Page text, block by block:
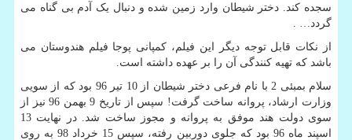
سجده کند. دختر شیطان وارد زمین شده و دنبال یک آدم بی گناه می
گردد… .
از نکات قابل توجه دیگر این فیلم، کمپانی پوجا فیلم هندوستان می
باشد که تهیه کنندگی آن را بر عهده داشته است.
سلام بمبئی 2 با نام فرعی دختر شیطان از 10 تیر 96 بود که از سویی
وزارت ارشاد، پروانه ساخت گرفت! سپس از تاریخ 9 بهمن 96 نیز از
سوی دولت هند موفق به پروانه و مجوز ساخت شد. در نهایت 13
اسپند ماه 96 بود که جلوی دوربین رفته، سپس 15 خرداد 98 به روی